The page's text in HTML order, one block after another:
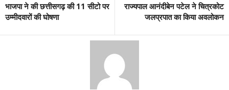
भाजपा ने की छत्तीसगढ़ की 11 सीटो पर
उम्मीदवारों की घोषणा
राज्यपाल आनंदीबेन पटेल ने चित्रकोट
जलप्रपात का किया अवलोकन